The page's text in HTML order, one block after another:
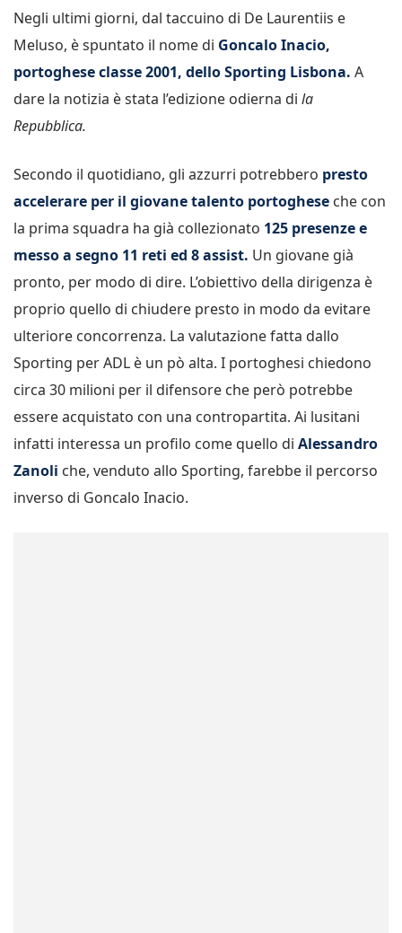
Negli ultimi giorni, dal taccuino di De Laurentiis e
Meluso, è spuntato il nome di Goncalo Inacio,
portoghese classe 2001, dello Sporting Lisbona. A
dare la notizia è stata l’edizione odierna di la
Repubblica.
Secondo il quotidiano, gli azzurri potrebbero presto
accelerare per il giovane talento portoghese che con
la prima squadra ha già collezionato 125 presenze e
messo a segno 11 reti ed 8 assist. Un giovane già
pronto, per modo di dire. L’obiettivo della dirigenza è
proprio quello di chiudere presto in modo da evitare
ulteriore concorrenza. La valutazione fatta dallo
Sporting per ADL è un pò alta. I portoghesi chiedono
circa 30 milioni per il difensore che però potrebbe
essere acquistato con una contropartita. Ai lusitani
infatti interessa un profilo come quello di Alessandro
Zanoli che, venduto allo Sporting, farebbe il percorso
inverso di Goncalo Inacio.